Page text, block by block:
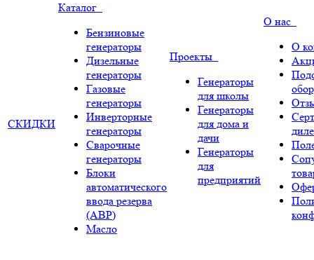
СКИДКИ
Каталог
Бензиновые
генераторы
Дизельные
генераторы
Газовые
генераторы
Инверторные
генераторы
Сварочные
генераторы
Блоки
автоматического
ввода резерва
(АВР)
Масло
Проекты
Генераторы
для школы
Генераторы
для дома и
дачи
Генераторы
для
предприятий
О нас
О